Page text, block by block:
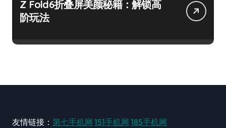
Z Fold6折叠屏美颜秘籍：解锁高
阶玩法
友情链接： 第七手机网 151手机网 185手机网